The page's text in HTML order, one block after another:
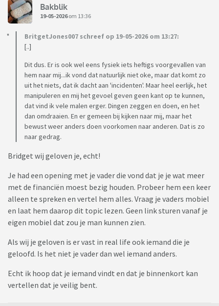
Bakblik
19-05-2026om 13:36
BritgetJones007 schreef op 19-05-2026 om 13:27:
[..]
Dit dus. Er is ook wel eens fysiek iets heftigs voorgevallen van
hem naar mij...ik vond dat natuurlijk niet oke, maar dat komt zo
uit het niets, dat ik dacht aan 'incidenten'. Maar heel eerlijk, het
manipuleren en mij het gevoel geven geen kant op te kunnen,
dat vind ik vele malen erger. Dingen zeggen en doen, en het
dan omdraaien. En er gemeen bij kijken naar mij, maar het
bewust weer anders doen voorkomen naar anderen. Dat is zo
naar gedrag.
Bridget wij geloven je, echt!
Je had een opening met je vader die vond dat je je wat meer
met de financiën moest bezig houden. Probeer hem een keer
alleen te spreken en vertel hem alles. Vraag je vaders mobiel
en laat hem daarop dit topic lezen. Geen link sturen vanaf je
eigen mobiel dat zou je man kunnen zien.
Als wij je geloven is er vast in real life ook iemand die je
geloofd. Is het niet je vader dan wel iemand anders.
Echt ik hoop dat je iemand vindt en dat je binnenkort kan
vertellen dat je veilig bent.